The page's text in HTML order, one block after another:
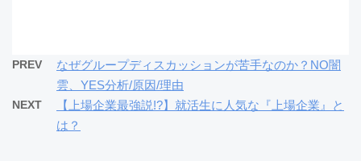
PREV
なぜグループディスカッションが苦手なのか？NO闇
雲、YES分析/原因/理由
NEXT
【上場企業最強説!?】就活生に人気な『上場企業』と
は？